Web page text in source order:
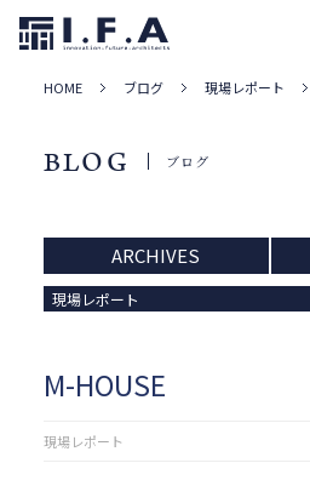
HOME ブログ 現場レポート
BLOG ブログ
ARCHIVES
現場レポート
M-HOUSE
現場レポート